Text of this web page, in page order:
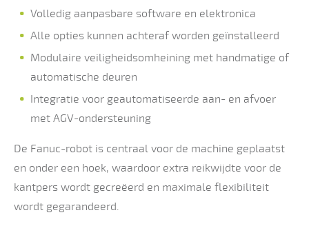
Volledig aanpasbare software en elektronica
Alle opties kunnen achteraf worden geïnstalleerd
Modulaire veiligheidsomheining met handmatige of
automatische deuren
Integratie voor geautomatiseerde aan- en afvoer
met AGV-ondersteuning
De Fanuc-robot is centraal voor de machine geplaatst
en onder een hoek, waardoor extra reikwijdte voor de
kantpers wordt gecreëerd en maximale flexibiliteit
wordt gegarandeerd.